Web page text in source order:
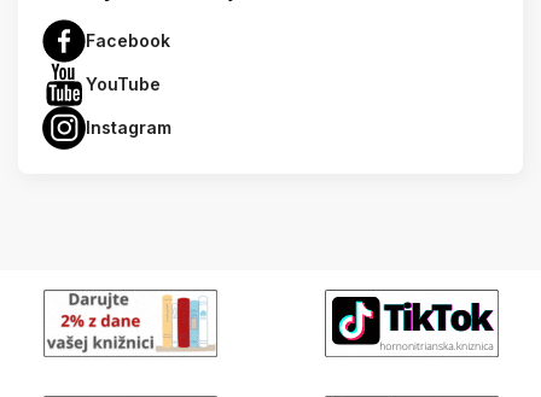
Facebook
YouTube
Instagram